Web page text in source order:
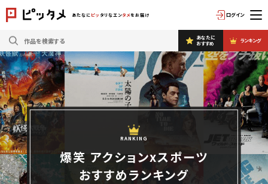
あたなに ピッ タリなエンタメをお届け ログイン
あなたに
おすすめ
ランキング
RANKING
爆笑 アクションxスポーツ
おすすめランキング